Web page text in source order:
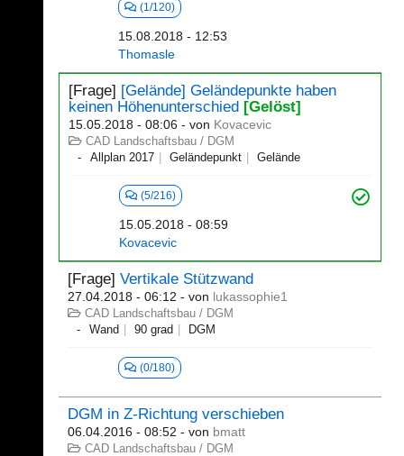
(1/120)
15.08.2018 - 12:53
Thomasle
[Frage] [Gelände] Geländepunkte haben
keinen Höhenunterschied [Gelöst]
15.05.2018 - 08:06 - von Kovacevic
CAD Landschaftsbau / DGM
Allplan 2017
Geländepunkt Gelände
(5/216)
15.05.2018 - 08:59
Kovacevic
[Frage] Vertikale Stützwand
27.04.2018 - 06:12 - von lukassophie1
CAD Landschaftsbau / DGM
Wand
90 grad DGM
(0/180)
DGM in Z-Richtung verschieben
06.04.2016 - 08:52 - von bmatt
CAD Landschaftsbau / DGM